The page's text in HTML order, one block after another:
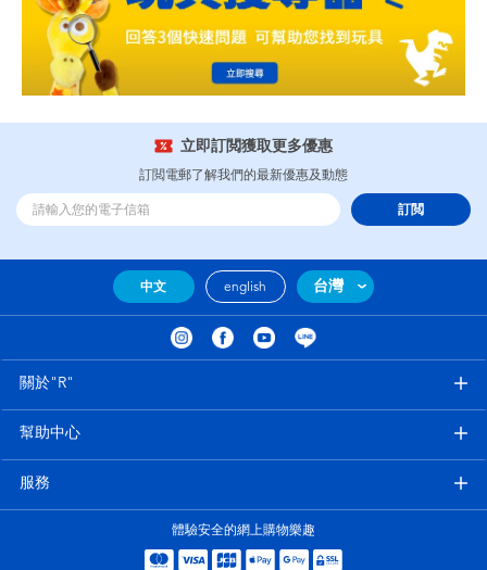
立即訂閲獲取更多優惠
訂閲電郵了解我們的最新優惠及動態
訂閲
中文 english 台灣
關於"R"
幫助中心
服務
體驗安全的網上購物樂趣